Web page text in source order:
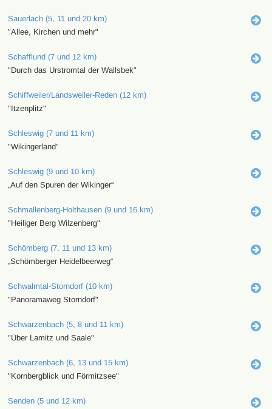
Sauerlach (5, 11 und 20 km)
"Allee, Kirchen und mehr"
Schafflund (7 und 12 km)
"Durch das Urstromtal der Wallsbek"
Schiffweiler/Landsweiler-Reden (12 km)
"Itzenplitz"
Schleswig (7 und 11 km)
"Wikingerland"
Schleswig (9 und 10 km)
„Auf den Spuren der Wikinger“
Schmallenberg-Holthausen (9 und 16 km)
"Heiliger Berg Wilzenberg"
Schömberg (7, 11 und 13 km)
„Schömberger Heidelbeerweg“
Schwalmtal-Storndorf (10 km)
"Panoramaweg Storndorf"
Schwarzenbach (5, 8 und 11 km)
"Über Lamitz und Saale"
Schwarzenbach (6, 13 und 15 km)
"Kornbergblick und Förmitzsee"
Senden (5 und 12 km)